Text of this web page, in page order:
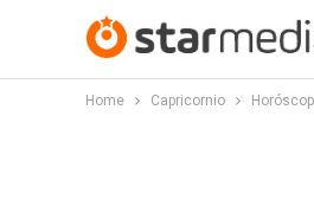
Home Capricornio